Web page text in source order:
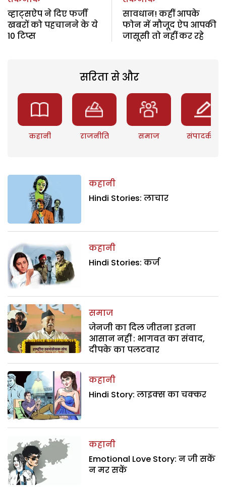
व्हाट्सऐप ने दिए फर्जी
खबरों को पहचानने के ये
10 टिप्स
सावधान! कहीं आपके
फोन में मौजूद ऐप आपकी
जासूसी तो नहीं कर रहे
सरिता से और
कहानी राजनीति समाज संपादकीय
कहानी
Hindi Stories: लाचार
कहानी
Hindi Stories: कर्ज
समाज
जेनजी का दिल जीतना इतना
आसान नहीं : भागवत का संवाद,
दीपके का पलटवार
कहानी
Hindi Story: लाइक्स का चक्कर
कहानी
Emotional Love Story: न जी सकें
न मर सकें